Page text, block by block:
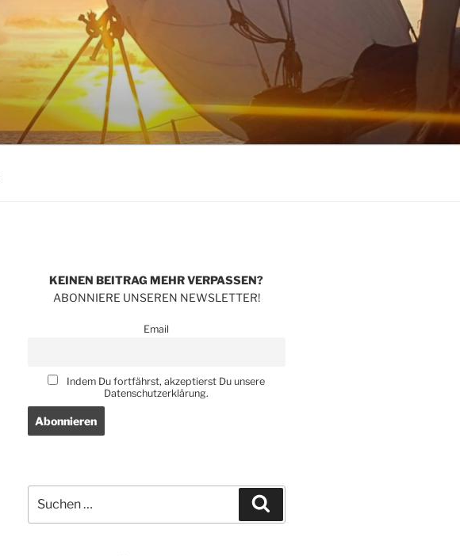
KEINEN BEITRAG MEHRVERPASSEN?
ABONNIERE UNSEREN NEWSLETTER!
Email
Indem Du fortfährst, akzeptierst Du unsere
Datenschutzerklärung.
nach: